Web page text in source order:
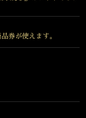
券が使えます。